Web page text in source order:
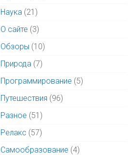
Наука (21)
О сайте (3)
Обзоры (10)
Природа (7)
Программирование (5)
Путешествия (96)
Разное (51)
Релакс (57)
Самообразование (4)